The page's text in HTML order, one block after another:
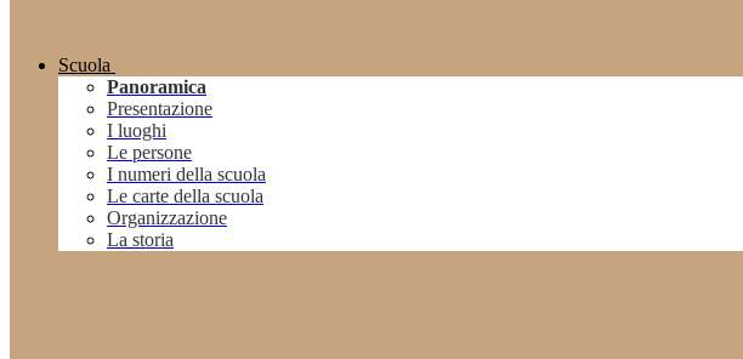
Scuola
Panoramica
Presentazione
I luoghi
Le persone
I numeri della scuola
Le carte della scuola
Organizzazione
La storia